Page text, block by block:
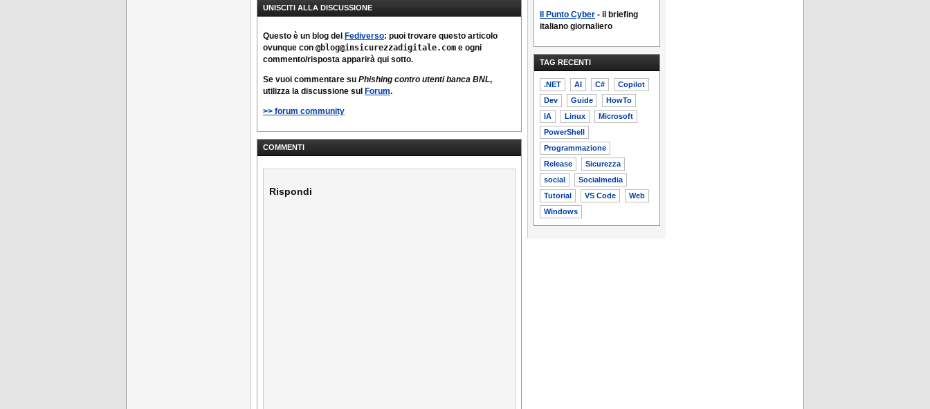
UNISCITI ALLA DISCUSSIONE
Questo è un blog del Fediverso: puoi trovare questo articolo
ovunque con @blog@insicurezzadigitale.com e ogni
commento/risposta apparirà qui sotto.
Se vuoi commentare su Phishing contro utenti banca BNL,
utilizza la discussione sul Forum.
>> forum community
COMMENTI
Rispondi
Il Punto Cyber - il briefing
italiano giornaliero
TAG RECENTI
.NET AI C#
Copilot
Dev
Guide
HowTo
IA
Linux
Microsoft
PowerShell
Programmazione
Release
Sicurezza
social
Socialmedia
Tutorial
VS Code
Web
Windows